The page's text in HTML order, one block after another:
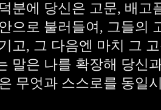
분에 당신은 고문, 배고
으로 불러들여, 그들의
고, 그 다음엔 마치 그
말은 나를 확장해 당신
무엇과 스스로를 동일